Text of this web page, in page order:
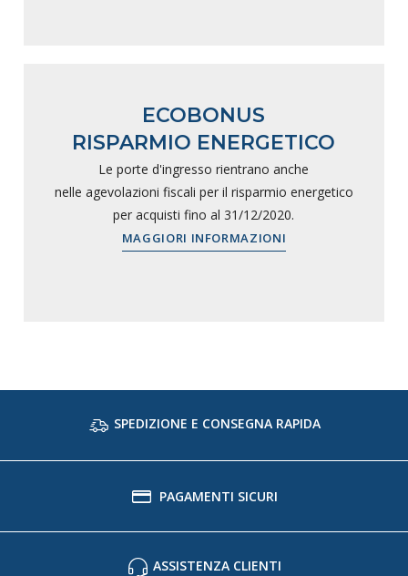
ECOBONUS
RISPARMIO ENERGETICO
Le porte d'ingresso rientrano anche
nelle agevolazioni fiscali per il risparmio energetico
per acquisti fino al 31/12/2020.
MAGGIORI INFORMAZIONI
SPEDIZIONE E CONSEGNA RAPIDA
PAGAMENTI SICURI
ASSISTENZA CLIENTI